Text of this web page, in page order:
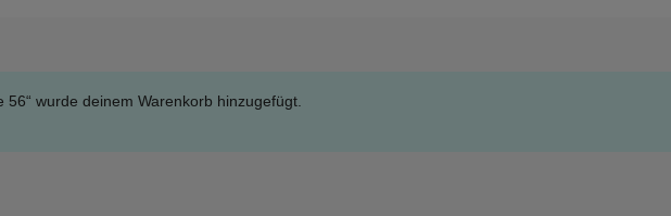
56“ wurde deinem Warenkorb hinzugefügt.